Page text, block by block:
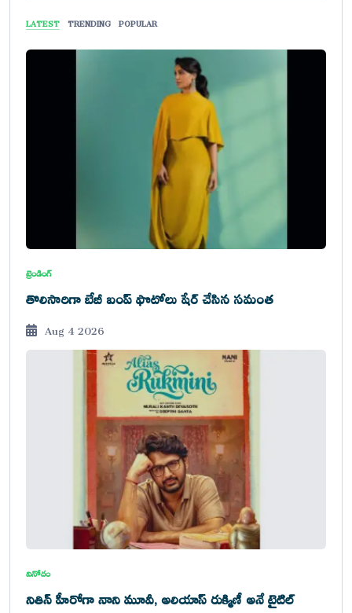
LATEST TRENDING POPULAR
ట్రెండింగ్
తొలిసారిగా బేబీ బంప్ ఫొటోలు షేర్ చేసిన సమంత
Aug 4 2026
వినోదం
నితిన్ హీరోగా నాని మూవీ, అలియాస్ రుక్మిణీ అనే టైటిల్